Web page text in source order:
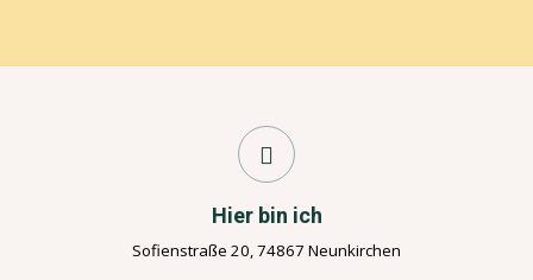
Hier bin ich
Sofienstraße 20, 74867 Neunkirchen